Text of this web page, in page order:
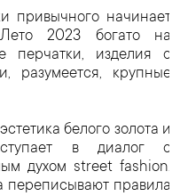
привычного начинает
2023 богато на
перчатки, изделия с
разумеется, крупные
белого золота и
в диалог с
духом street fashion.
переписывают правила